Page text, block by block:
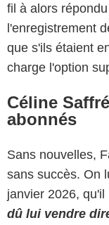
fil à alors
l'enregistrement
que s'ils étaient
charge l'option
Céline
abonnés
Sans nouvelles,
sans succès. On
janvier 2026,
dû lui vendre